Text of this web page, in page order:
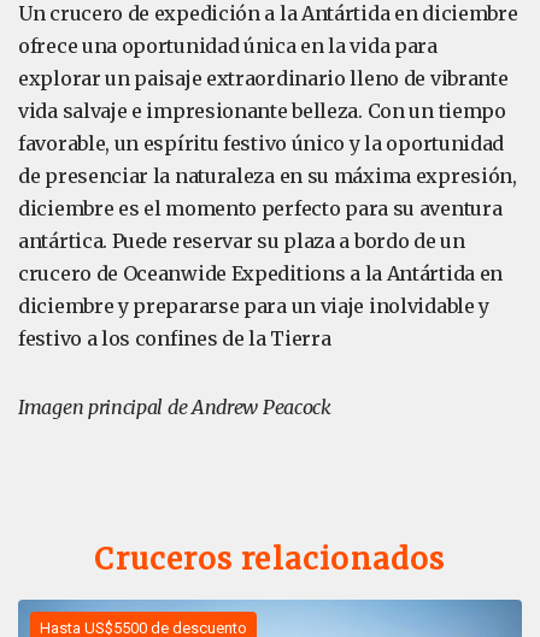
Un crucero de expedición a la Antártida en diciembre
ofrece una oportunidad única en la vida para
explorar un paisaje extraordinario lleno de vibrante
vida salvaje e impresionante belleza. Con un tiempo
favorable, un espíritu festivo único y la oportunidad
de presenciar la naturaleza en su máxima expresión,
diciembre es el momento perfecto para su aventura
antártica. Puede reservar su plaza a bordo de un
crucero de Oceanwide Expeditions a la Antártida en
diciembre y prepararse para un viaje inolvidable y
festivo a los confines de la Tierra
Imagen principal de Andrew Peacock
Cruceros relacionados
Hasta US$5500 de descuento